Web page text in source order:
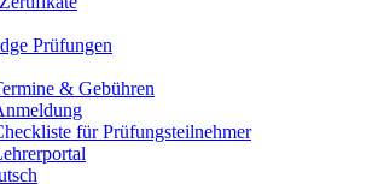
Prüfungen
& Gebühren
für Prüfungsteilnehmer